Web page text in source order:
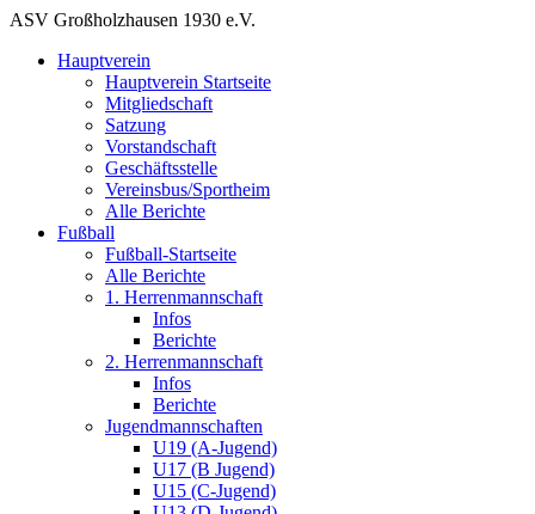
ASV Großholzhausen 1930 e.V.
Hauptverein
Hauptverein Startseite
Mitgliedschaft
Satzung
Vorstandschaft
Geschäftsstelle
Vereinsbus/Sportheim
Alle Berichte
Fußball
Fußball-Startseite
Alle Berichte
1. Herrenmannschaft
Infos
Berichte
2. Herrenmannschaft
Infos
Berichte
Jugendmannschaften
U19 (A-Jugend)
U17 (B Jugend)
U15 (C-Jugend)